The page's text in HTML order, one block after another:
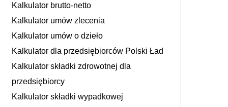
Kalkulator brutto-netto
Kalkulator umów zlecenia
Kalkulator umów o dzieło
Kalkulator dla przedsiębiorców Polski Ład
Kalkulator składki zdrowotnej dla
przedsiębiorcy
Kalkulator składki wypadkowej